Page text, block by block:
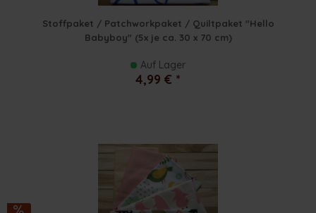
Stoffpaket / Patchworkpaket / Quiltpaket "Hello
Babyboy" (5x je ca. 30 x 70 cm)
Auf Lager
4,99 € *